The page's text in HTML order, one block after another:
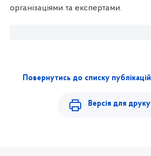
організаціями та експертами.
Повернутись до списку публікацій
Версія для друку